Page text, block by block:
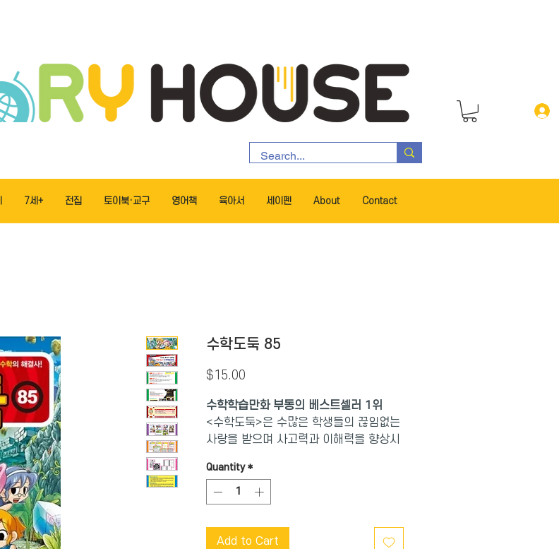
7세+ 전집 토이북·교구 영어책 육아서 세이펜 About Contact
수학도둑 85
$15.00Price
수학학습만화 부동의 베스트셀러 1위
<수학도둑>은 수많은 학생들의 끊임없는
사랑을 받으며 사고력과 이해력을 향상시
정받고 있는 책입니다. <수학도둑> 1~30
권 기본편에서는 수학의 기본 개념을 이해
하고, 31~45권 심화편에서는 실생활 속
에 숨겨진 수학 개념 및 원리에 대해 배울
수 있습니다. 46~60권 창의편에서는 창
Quantity *
Add to Cart